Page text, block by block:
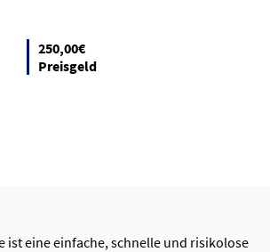
250,00€
Preisgeld
ist eine einfache, schnelle und risikolose